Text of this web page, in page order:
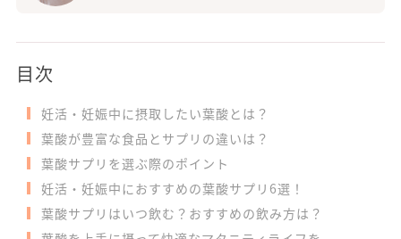
目次
妊活・妊娠中に摂取したい葉酸とは？
葉酸が豊富な食品とサプリの違いは？
葉酸サプリを選ぶ際のポイント
妊活・妊娠中におすすめの葉酸サプリ6選！
葉酸サプリはいつ飲む？おすすめの飲み方は？